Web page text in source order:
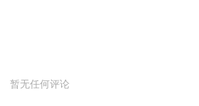
暂无任何评论